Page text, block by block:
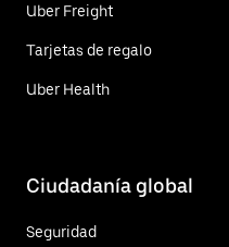
Uber Freight
Tarjetas de regalo
Uber Health
Ciudadanía global
Seguridad